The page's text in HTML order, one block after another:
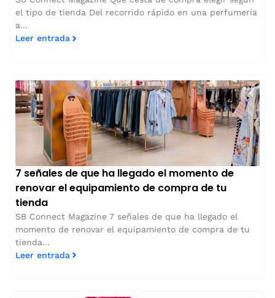
el tipo de tienda Del recorrido rápido en una perfumería
a…
Leer entrada
7 señales de que ha llegado el momento de
renovar el equipamiento de compra de tu
tienda
SB Connect Magazine 7 señales de que ha llegado el
momento de renovar el equipamiento de compra de tu
tienda…
Leer entrada